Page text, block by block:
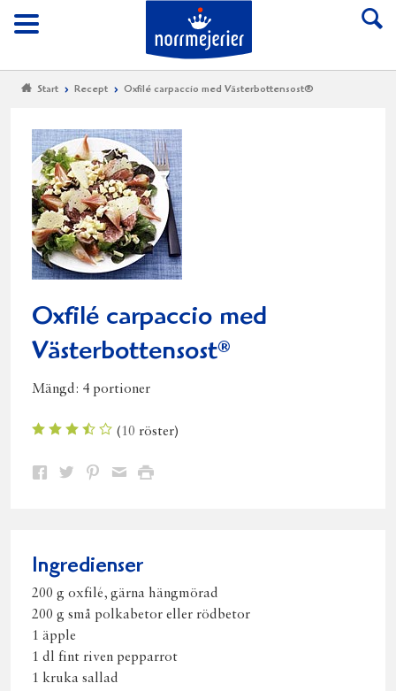
Meny
Till Norrmejerier
Start Recept Oxfilé carpaccio med Västerbottensost®
Oxfilé carpaccio med
Västerbottensost®
Mängd: 4 portioner
(10 röster)
Dela Dela Dela DelaSkriv
Ingredienser
200 g oxfilé, gärna hängmörad
200 g små polkabetor eller rödbetor
1 äpple
1 dl fint riven pepparrot
1 kruka sallad